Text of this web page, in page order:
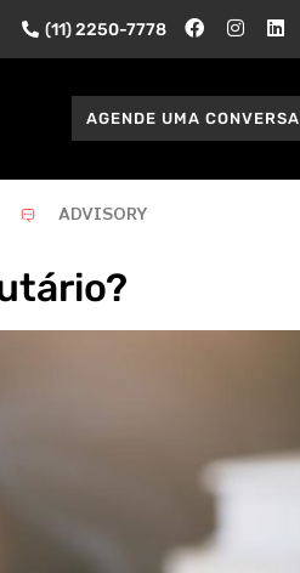
(11) 2250-7778
AGENDE UMA CONVERSA
ADVISORY